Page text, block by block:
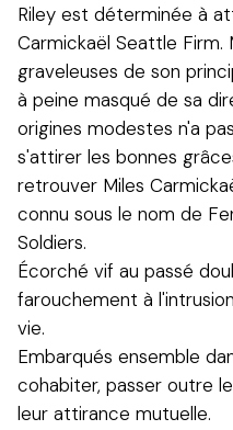
Riley est déterminée à
Carmickaël Seattle Firm.
graveleuses de son
à peine masqué de sa
origines modestes n'a
s'attirer les bonnes
retrouver Miles
connu sous le nom de
Soldiers.
Écorché vif au passé
farouchement à
vie.
Embarqués ensemble
cohabiter, passer outre
leur attirance mutuelle.